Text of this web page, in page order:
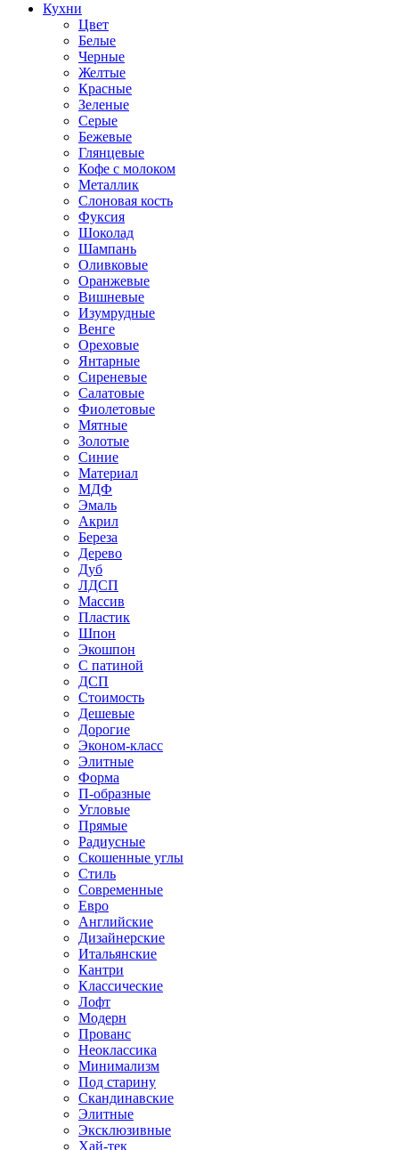
Кухни
Цвет
Белые
Черные
Желтые
Красные
Зеленые
Серые
Бежевые
Глянцевые
Кофе с молоком
Металлик
Слоновая кость
Фуксия
Шоколад
Шампань
Оливковые
Оранжевые
Вишневые
Изумрудные
Венге
Ореховые
Янтарные
Сиреневые
Салатовые
Фиолетовые
Мятные
Золотые
Синие
Материал
МДФ
Эмаль
Акрил
Береза
Дерево
Дуб
ЛДСП
Массив
Пластик
Шпон
Экошпон
С патиной
ДСП
Стоимость
Дешевые
Дорогие
Эконом-класс
Элитные
Форма
П-образные
Угловые
Прямые
Радиусные
Скошенные углы
Стиль
Современные
Евро
Английские
Дизайнерские
Итальянские
Кантри
Классические
Лофт
Модерн
Прованс
Неоклассика
Минимализм
Под старину
Скандинавские
Элитные
Эксклюзивные
Хай-тек